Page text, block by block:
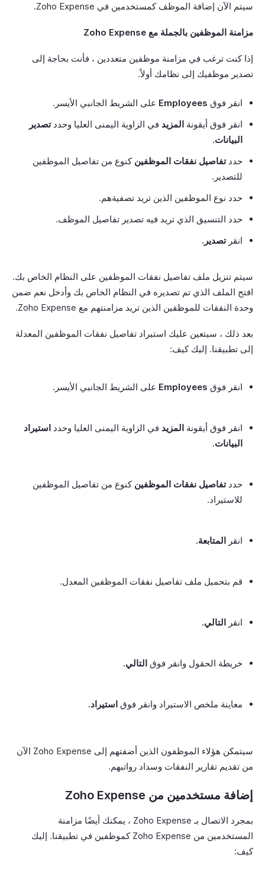
سيتم الآن إضافة الموظف كمستخدمين في Zoho Expense.
مزامنة الموظفين بالجملة مع Zoho Expense
إذا كنت ترغب في مزامنة موظفين متعددين ، فأنت بحاجة إلى
تصدير موظفيك إلى نظامك أولاً.
انقر فوق Employees على الشريط الجانبي الأيسر.
انقر فوق أيقونة المزيد في الزاوية اليمنى العليا وحددتصدير
البيانات.
حددتفاصيل نفقات الموظفين كنوع من تفاصيل الموظفين
للتصدير.
حدد نوع الموظفين الذين تريد تصفيةهم.
حدد التنسيق الذي تريد فيه تصدير تفاصيل الموظف.
انقرتصدير.
سيتم تنزيل ملف تفاصيل نفقات الموظفين على النظام الخاص بك.
افتح الملف الذي تم تصديره في النظام الخاص بك وأدخل نعم ضمن
وحدة النفقات للموظفين الذين تريد مزامنتهم مع Zoho Expense.
بعد ذلك ، سيتعين عليك استيراد تفاصيل نفقات الموظفين المعدلة
إلى تطبيقنا. إليك كيف:
انقر فوق Employees على الشريط الجانبي الأيسر.
انقر فوق أيقونة المزيد في الزاوية اليمنى العليا وحدد استيراد
البيانات.
حددتفاصيل نفقات الموظفين كنوع من تفاصيل الموظفين
للاستيراد.
انقر المتابعة.
قم بتحميل ملف تفاصيل نفقات الموظفين المعدل.
انقر التالي.
خريطة الحقول وانقر فوق التالي.
معاينة ملخص الاستيراد وانقر فوق استيراد.
سيتمكن هؤلاء الموظفون الذين أضفتهم إلى Zoho Expense الآن
من تقديم تقارير النفقات وسداد رواتبهم.
إضافة مستخدمين من Zoho Expense
بمجرد الاتصال بـ Zoho Expense ، يمكنك أيضًا مزامنة
المستخدمين من Zoho Expense كموظفين في تطبيقنا. إليك
كيف: